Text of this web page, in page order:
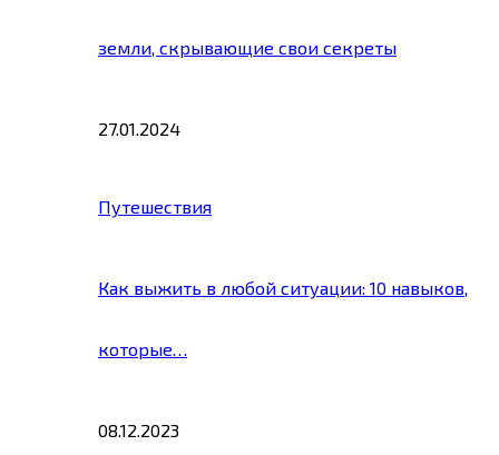
земли, скрывающие свои секреты
27.01.2024
Путешествия
Как выжить в любой ситуации: 10 навыков,
которые…
08.12.2023